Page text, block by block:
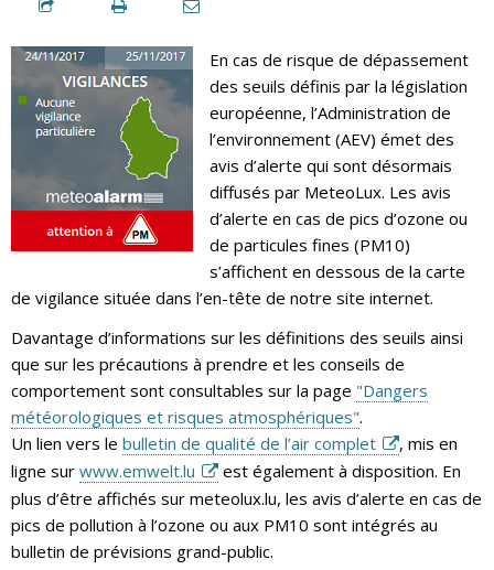
En cas de risque de dépassement
des seuils définis par la législation
européenne, l’Administration de
l’environnement (AEV) émet des
avis d’alerte qui sont désormais
diffusés par MeteoLux. Les avis
d’alerte en cas de pics d’ozone ou
de particules fines (PM10)
s’affichent en dessous de la carte
de vigilance située dans l’en-tête de notre site internet.
Davantage d’informations sur les définitions des seuils ainsi
que sur les précautions à prendre et les conseils de
comportement sont consultables sur la page "Dangers
météorologiques et risques atmosphériques".
Un lien vers le bulletin de qualité de l’air complet
, mis en
ligne sur www.emwelt.lu
est également à disposition. En
plus d’être affichés sur meteolux.lu, les avis d’alerte en cas de
pics de pollution à l’ozone ou aux PM10 sont intégrés au
bulletin de prévisions grand-public.